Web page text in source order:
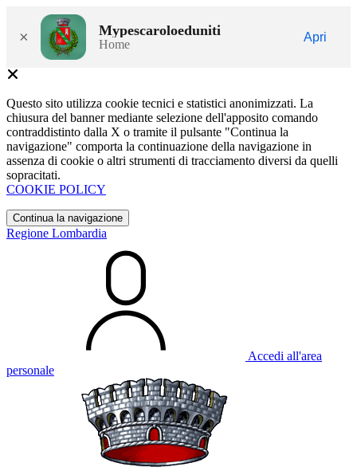
× Mypescaroloeduniti
Home
Apri
Questo sito utilizza cookie tecnici e statistici anonimizzati. La
chiusura del banner mediante selezione dell'apposito comando
contraddistinto dalla X o tramite il pulsante "Continua la
navigazione" comporta la continuazione della navigazione in
assenza di cookie o altri strumenti di tracciamento diversi da quelli
sopracitati.
COOKIE POLICY
Continua la navigazione
Regione Lombardia
Accedi all'area
personale